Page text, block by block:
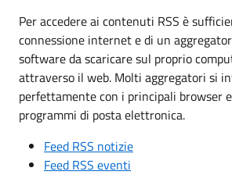
Per accedere ai contenuti RSS è
connessione internet e di un
software da scaricare sul proprio
attraverso il web. Molti aggregatori si
perfettamente con i principali browser
programmi di posta elettronica.
Feed RSS notizie
Feed RSS eventi